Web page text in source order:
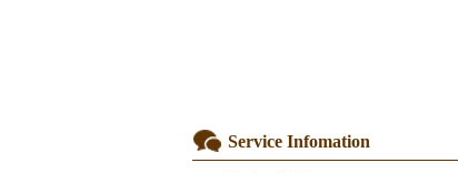
Service Infomation